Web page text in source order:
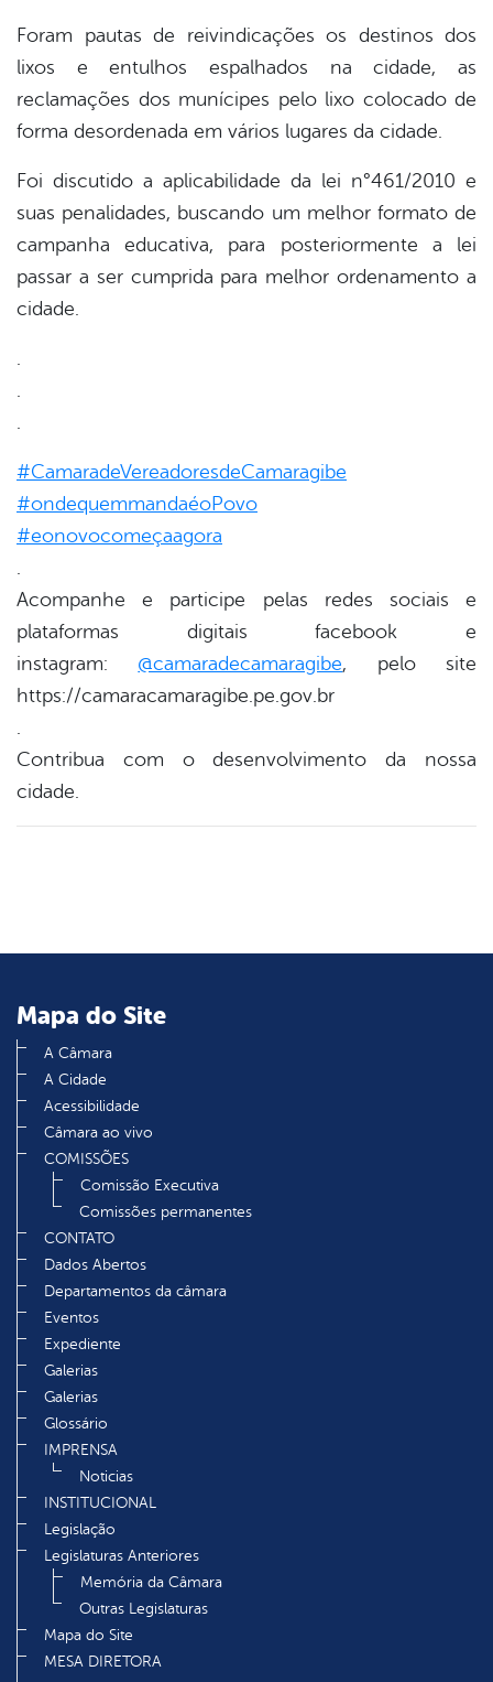
Foram pautas de reivindicações os destinos dos
lixos e entulhos espalhados na cidade, as
reclamações dos munícipes pelo lixo colocado de
forma desordenada em vários lugares da cidade.
Foi discutido a aplicabilidade da lei n°461/2010 e
suas penalidades, buscando um melhor formato de
campanha educativa, para posteriormente a lei
passar a ser cumprida para melhor ordenamento a
cidade.
.
.
.
#CamaradeVereadoresdeCamaragibe
#ondequemmandaéoPovo
#eonovocomeçaagora
.
Acompanhe e participe pelas redes sociais e
plataformas digitais facebook e
instagram: @camaradecamaragibe, pelo site
https://camaracamaragibe.pe.gov.br
.
Contribua com o desenvolvimento da nossa
cidade.
Mapa do Site
A Câmara
A Cidade
Acessibilidade
Câmara ao vivo
COMISSÕES
Comissão Executiva
Comissões permanentes
CONTATO
Dados Abertos
Departamentos da câmara
Eventos
Expediente
Galerias
Galerias
Glossário
IMPRENSA
Noticias
INSTITUCIONAL
Legislação
Legislaturas Anteriores
Memória da Câmara
Outras Legislaturas
Mapa do Site
MESA DIRETORA